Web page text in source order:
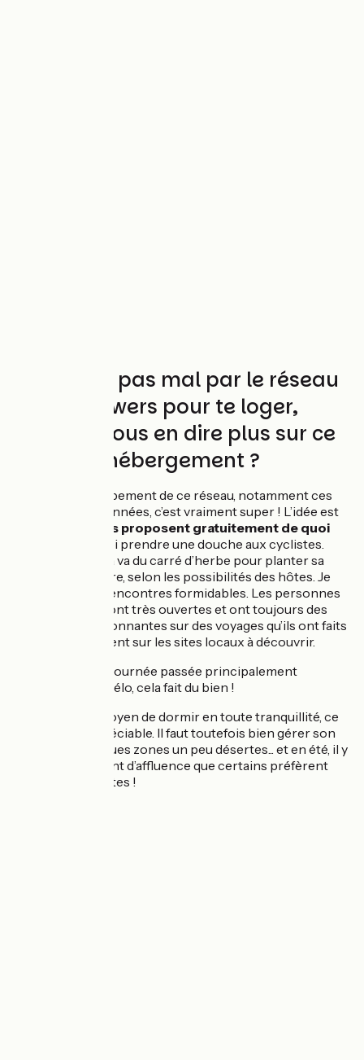
Tu passes pas mal par le réseau
Warmshowers pour te loger,
peux-tu nous en dire plus sur ce
moyen d'hébergement ?
J’ai vu le développement de ce réseau, notamment ces
deux dernières années, c’est vraiment super ! L’idée est
hôtes proposent gratuitement de quoi
et de quoi prendre une douche aux cyclistes.
Pour dormir, cela va du carré d’herbe pour planter sa
tente à la chambre, selon les possibilités des hôtes. Je
n’ai fait que des rencontres formidables. Les personnes
qui accueillent sont très ouvertes et ont toujours des
anecdotes passionnantes sur des voyages qu’ils ont faits
ou plus simplement sur les sites locaux à découvrir.
Après une journée passée principalement
seul sur le vélo, cela fait du bien !
Et puis c’est le moyen de dormir en toute tranquillité, ce
qui est très appréciable. Il faut toutefois bien gérer son
trajet, il y a quelques zones un peu désertes... et en été, il y
a parfois tellement d’affluence que certains préfèrent
fermer leurs portes !